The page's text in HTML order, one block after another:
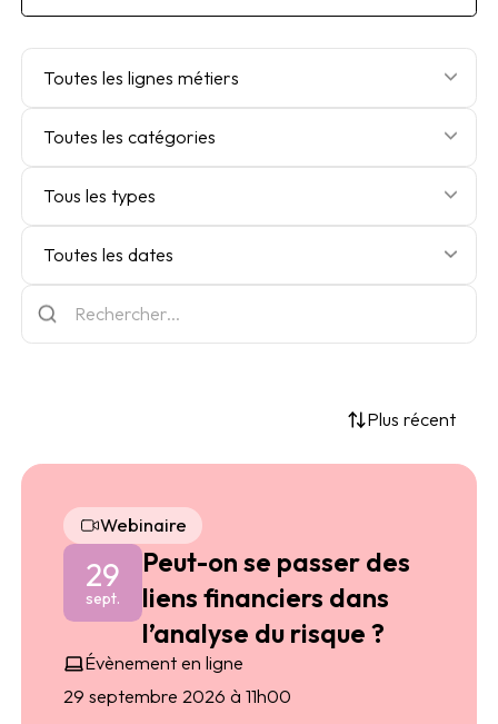
Toutes les lignes métiers
Toutes les catégories
Tous les types
Toutes les dates
Plus récent
Webinaire
29
sept.
Peut-on se passer des
liens financiers dans
l’analyse du risque ?
Évènement en ligne
29 septembre 2026 à 11h00